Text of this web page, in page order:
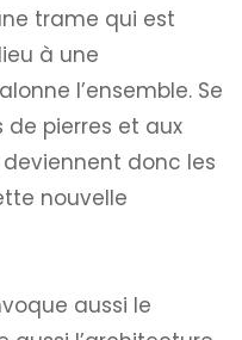
trame qui est
à une
l’ensemble. Se
pierres et aux
donc les
nouvelle
aussi le